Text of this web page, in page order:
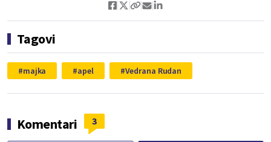
Tagovi
majka apel Vedrana Rudan
Komentari 3